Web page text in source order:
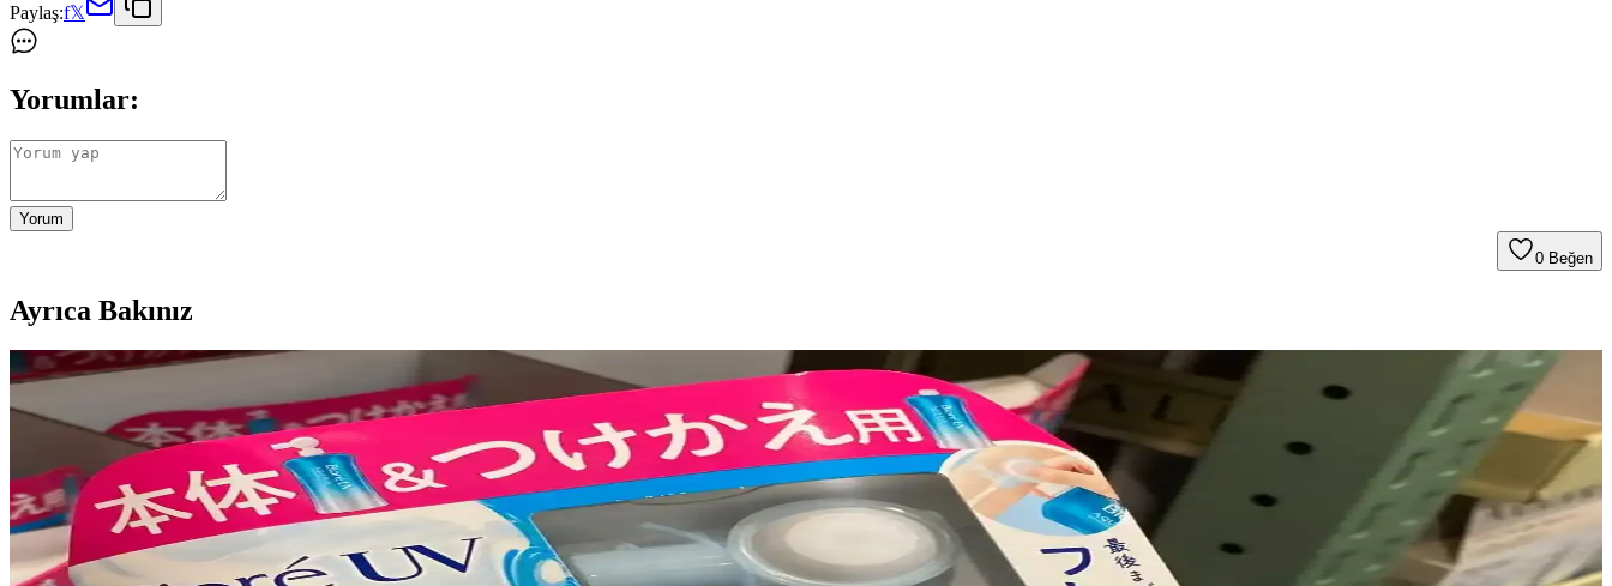
Paylaş:f𝕏
Yorumlar:
Yorum
0 Beğen
Ayrıca Bakınız
Ağız Çevresinde Perioral Dermatit: Nedenleri, Belirtileri ve Etkili Tedavi Yöntemleri
Perioral dermatit, ağız çevresinde kırmızı kabarcıklar ve kızarıklıklarla kendini gösteren cilt rahatsızlığıdır. Nedenleri, belirtileri ve dermatolog kontrolünde uygulanan tedavi yöntemleri detaylıca ele alınmaktadır.
Asya Güzellik Ürünleriyle Fondöten Altı Hazırlık ve Pürüzsüz Makyaj Teknikleri
Asya güzellik ürünleriyle fondöten altına uygun güneş koruyucu, nemlendirici ve primer seçimi makyajın pürüzsüz ve kalıcı olmasını sağlar. Doğru uygulama ve cilt bakımı önemlidir.
Sıcak ve Nemli Havalarda Yağlı Ciltler İçin Hafif ve Mat Güneş Koruyucu Seçimi